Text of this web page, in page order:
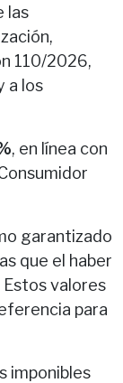
las
110/2026,
a los
, en línea con
garantizado
que el haber
valores
para
imponibles